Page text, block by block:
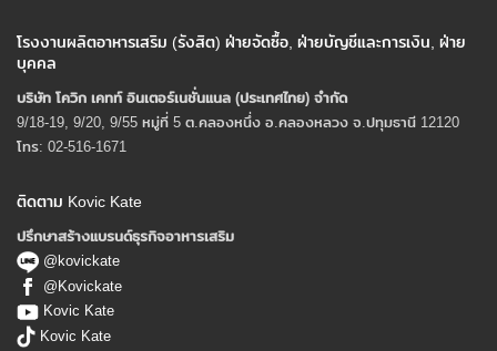
โรงงานผลิตอาหารเสริม (รังสิต) ฝ่ายจัดซื้อ, ฝ่ายบัญชีและการเงิน, ฝ่าย
บุคคล
บริษัท โควิก เคทท์ อินเตอร์เนชั่นแนล (ประเทศไทย) จํากัด
9/18-19, 9/20, 9/55 หมู่ที่ 5 ต.คลองหนึ่ง อ.คลองหลวง จ.ปทุมธานี 12120
โทร: 02-516-1671
ติดตาม Kovic Kate
ปรึกษาสร้างแบรนด์ธุรกิจอาหารเสริม
@kovickate
@Kovickate
Kovic Kate
Kovic Kate